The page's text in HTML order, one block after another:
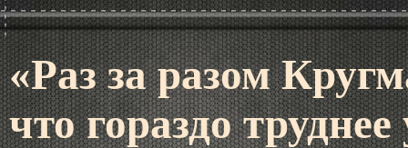
«Раз за разом
что гораздо